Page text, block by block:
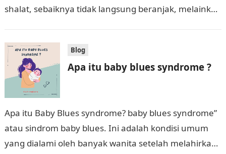
shalat, sebaiknya tidak langsung beranjak, melainkan
Blog
Apa itu baby blues syndrome ?
Apa itu Baby Blues syndrome? baby blues syndrome”
atau sindrom baby blues. Ini adalah kondisi umum
yang dialami oleh banyak wanita setelah melahirkan.